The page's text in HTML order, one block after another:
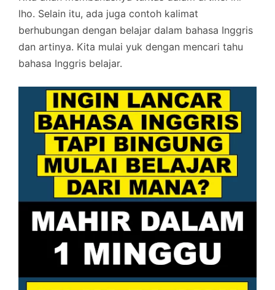
lho. Selain itu, ada juga contoh kalimat
berhubungan dengan belajar dalam bahasa Inggris
dan artinya. Kita mulai yuk dengan mencari tahu
bahasa Inggris belajar.